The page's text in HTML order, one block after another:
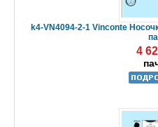
k4-VN4094-2-1 Vinconte
4